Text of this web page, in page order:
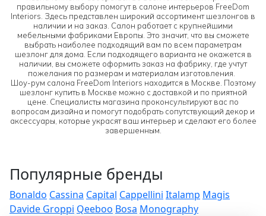
правильному выбору помогут в салоне интерьеров FreeDom
Interiors. Здесь представлен широкий ассортимент шезлонгов в
наличии и на заказ. Салон работает с крупнейшими
мебельными фабриками Европы. Это значит, что вы сможете
выбрать наиболее подходящий вам по всем параметрам
шезлонг для дома. Если подходящего варианта не окажется в
наличии, вы сможете оформить заказ на фабрику, где учтут
пожелания по размерам и материалам изготовления.
Шоу-рум салона FreeDom Interiors находится в Москве. Поэтому
шезлонг купить в Москве можно с доставкой и по приятной
цене. Специалисты магазина проконсультируют вас по
вопросам дизайна и помогут подобрать сопутствующий декор и
аксессуары, которые украсят ваш интерьер и сделают его более
завершенным.
Популярные бренды
Bonaldo Cassina Capital Cappellini Italamp Magis
Davide Groppi Qeeboo Bosa Monography